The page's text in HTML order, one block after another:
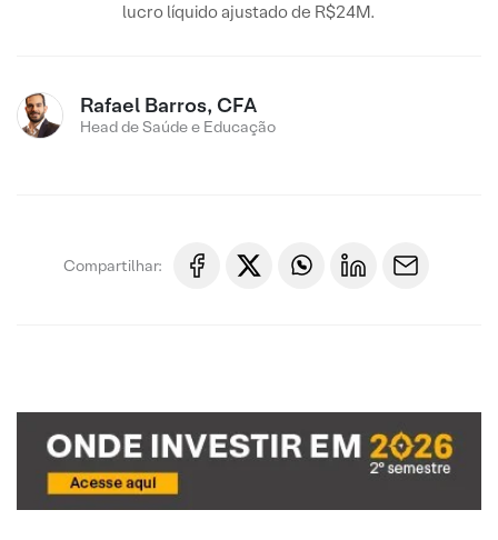
lucro líquido ajustado de R$24M.
Rafael Barros, CFA
Head de Saúde e Educação
Compartilhar: